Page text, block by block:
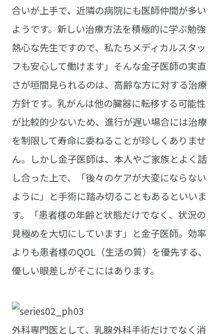
合いが上手で、近隣の病院にも医師仲間が多い
ようです。新しい治療方法を積極的に学ぶ勉強
熱心な先生ですので、私たちメディカルスタッ
フも安心して働けます」そんな金子医師の実直
さが垣間見られるのは、高齢な方に対する治療
方針です。乳がんは他の臓器に転移する可能性
が比較的少ないため、進行が遅い場合には治療
を制限して寿命に委ねることが珍しくありませ
ん。しかし金子医師は、本人やご家族とよく話
し合った上で、「後々のケアが大変にならない
ように」と手術に踏み切ることもあるといいま
す。「患者様の年齢と状態だけでなく、状況の
見極めを大切にしています」と金子医師。効率
よりも患者様のQOL（生活の質）を優先する、
優しい眼差しがそこにはあります。
外科専門医として、乳腺外科手術だけでなく消